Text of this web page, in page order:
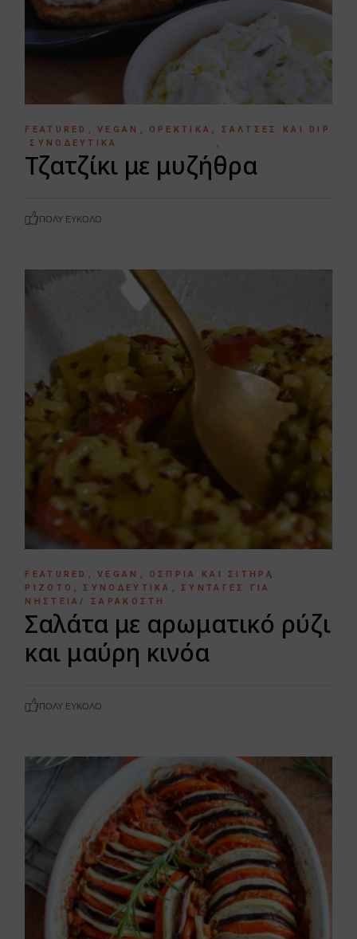
FEATURED VEGAN ΟΡΕΚΤΙΚΆ
ΣΆΛΤΣΕΣ ΚΑΙ DIP
ΣΥΝΟΔΕΥΤΙΚΆ
Τζατζίκι με μυζήθρα
ΠΟΛΎ ΕΎΚΟΛΟ
FEATURED VEGAN
ΌΣΠΡΙΑ ΚΑΙ ΣΙΤΗΡΆ
ΡΙΖΌΤΟ
ΣΥΝΟΔΕΥΤΙΚΆ
ΣΥΝΤΑΓΈΣ ΓΙΑ
ΝΗΣΤΕΊΑ/ ΣΑΡΑΚΟΣΤΉ
Σαλάτα με αρωματικό ρύζι
και μαύρη κινόα
ΠΟΛΎ ΕΎΚΟΛΟ